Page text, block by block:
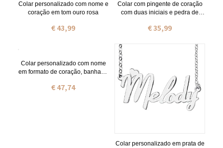
Colar personalizado com nome e
coração em tom ouro rosa
€ 43,99
Colar com pingente de coração
com duas iniciais e pedra de
18K.
€ 35,99
Colar personalizado com nome
em formato de coração, banhado
para meninas
€ 47,74
Colar personalizado em prata de